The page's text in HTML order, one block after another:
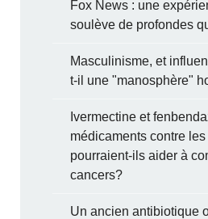
Fox News : une
soulève de profondes
Masculinisme, et
t-il une "manosphère"
Ivermectine et
médicaments contre
pourraient-ils aider à
cancers?
Un ancien antibiotique